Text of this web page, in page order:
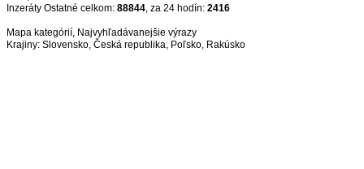
Inzeráty Ostatné celkom: 88844, za 24 hodín: 2416
Mapa kategórií, Najvyhľadávanejšie výrazy
Krajiny: Slovensko, Česká republika, Poľsko, Rakúsko